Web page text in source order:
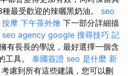
最受歡迎​​的辣曬黑奶油。 seo
按摩 下午茶外燴 下一部分詳細描
seo agency google 搜尋技巧 記
有長長的學說，最好選擇一個含
工具。 泰國簽證 seo 是什麼 新
考慮到所有這些建議，您可以刪